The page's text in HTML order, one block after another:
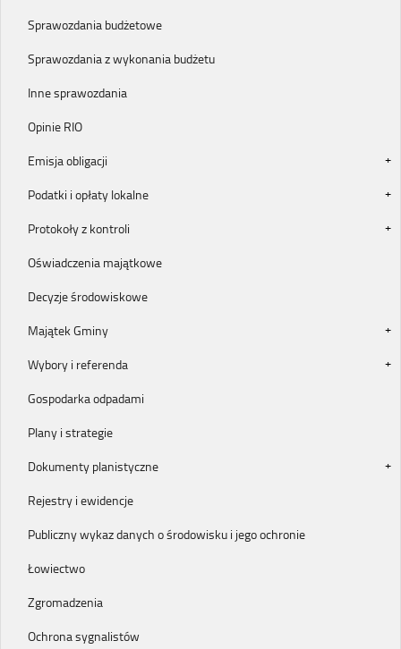
Sprawozdania budżetowe
Sprawozdania z wykonania budżetu
Inne sprawozdania
Opinie RIO
Emisja obligacji
Podatki i opłaty lokalne
Protokoły z kontroli
Oświadczenia majątkowe
Decyzje środowiskowe
Majątek Gminy
Wybory i referenda
Gospodarka odpadami
Plany i strategie
Dokumenty planistyczne
Rejestry i ewidencje
Publiczny wykaz danych o środowisku i jego ochronie
Łowiectwo
Zgromadzenia
Ochrona sygnalistów